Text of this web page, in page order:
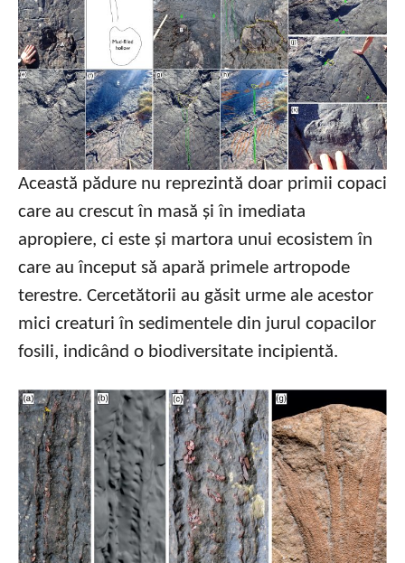
Această pădure nu reprezintă doar primii copaci
care au crescut în masă și în imediata
apropiere, ci este și martora unui ecosistem în
care au început să apară primele artropode
terestre. Cercetătorii au găsit urme ale acestor
mici creaturi în sedimentele din jurul copacilor
fosili, indicând o biodiversitate incipientă.